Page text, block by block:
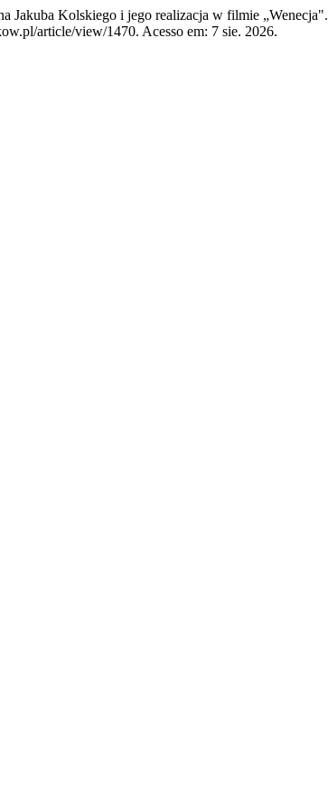
Jakuba Kolskiego i jego realizacja w filmie „Wenecja".
article/view/1470. Acesso em: 7 sie. 2026.